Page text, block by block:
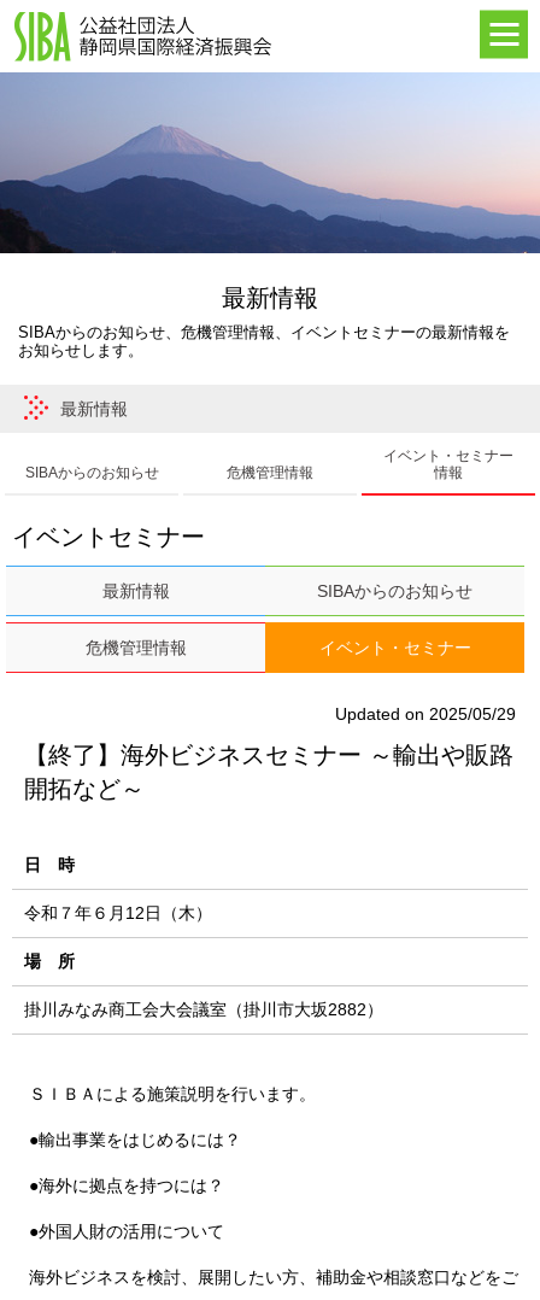
SIBAについて
イベント・セミナー 海外事業所
最新情報
SIBAからのお知らせ、危機管理情報、イベントセミナーの最新情報を
お知らせします。
最新情報
SIBAからのお知らせ 危機管理情報
イベント・セミナー
情報
イベントセミナー
最新情報 SIBAからのお知らせ
危機管理情報 イベント・セミナー
Updated on 2025/05/29
【終了】海外ビジネスセミナー ～輸出や販路
開拓など～
日 時
令和７年６月12日（木）
場 所
掛川みなみ商工会大会議室（掛川市大坂2882）
ＳＩＢＡによる施策説明を行います。
●輸出事業をはじめるには？
●海外に拠点を持つには？
●外国人財の活用について
海外ビジネスを検討、展開したい方、補助金や相談窓口などをご